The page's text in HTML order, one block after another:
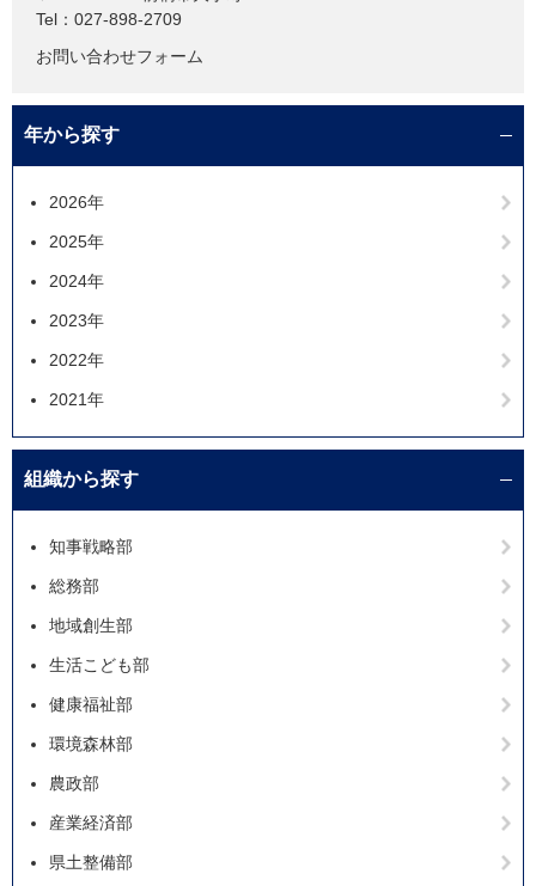
Tel：027-898-2709
お問い合わせフォーム
年から探す
2026年
2025年
2024年
2023年
2022年
2021年
組織から探す
知事戦略部
総務部
地域創生部
生活こども部
健康福祉部
環境森林部
農政部
産業経済部
県土整備部